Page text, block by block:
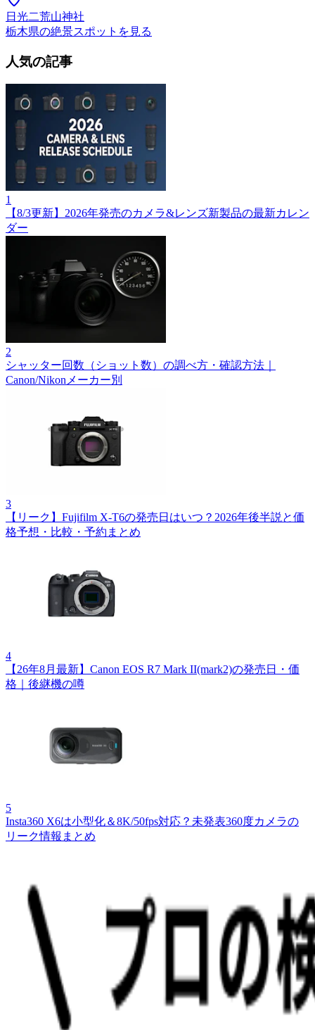
日光二荒山神社
栃木県の絶景スポットを見る
人気の記事
1
【8/3更新】2026年発売のカメラ&レンズ新製品の最新カレン
ダー
2
シャッター回数（ショット数）の調べ方・確認方法｜
Canon/Nikonメーカー別
3
【リーク】Fujifilm X‑T6の発売日はいつ？2026年後半説と価
格予想・比較・予約まとめ
4
【26年8月最新】Canon EOS R7 Mark II(mark2)の発売日・価
格｜後継機の噂
5
Insta360 X6は小型化＆8K/50fps対応？未発表360度カメラの
リーク情報まとめ